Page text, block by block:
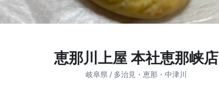
恵那川上屋 本社恵那峡店
岐阜県 / 多治見・恵那・中津川